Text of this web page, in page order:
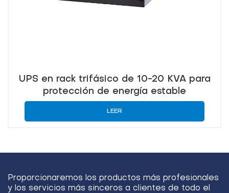
UPS en rack trifásico de 10-20 KVA para
protección de energía estable
LEER
Proporcionaremos los productos más profesionales
y los servicios más sinceros a clientes de todo el